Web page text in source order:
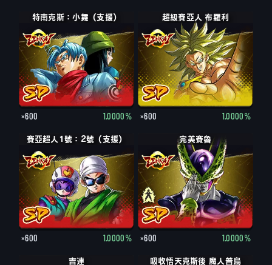
特南克斯：小舞（支援）
×600 1.0000%
超級賽亞人 布羅利
×600 1.0000%
賽亞超人1號：2號（支援）
×600 1.0000%
完美賽魯
×600 1.0000%
吉連 吸收悟天克斯後 魔人普烏